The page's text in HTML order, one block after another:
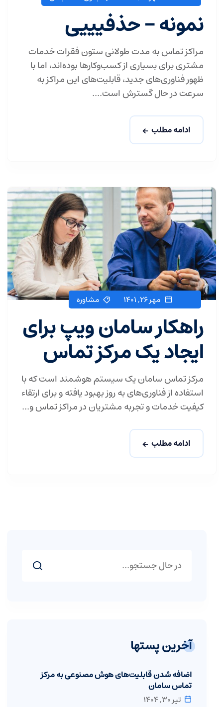
نمونه – حذفیییی
مراکز تماس به مدت طولانی ستون فقرات خدمات
مشتری برای بسیاری از کسب‌وکارها بوده‌اند، اما با
ظهور فناوری‌های جدید، قابلیت‌های این مراکز به
سرعت در حال گسترش است....
ادامه مطلب
مهر ۲۶, ۱۴۰۱ مشاوره
راهکار سامان ویپ برای
ایجاد یک مرکز تماس
مرکز تماس سامان یک سیستم هوشمند است که با
استفاده از فناوری‌های به روز بهبود یافته و برای ارتقاء
کیفیت خدمات و تجربه مشتریان در مراکز تماس و...
ادامه مطلب
آخرین پستها
اضافه شدن قابلیت‌های هوش مصنوعی به مرکز
تماس سامان
تیر ۳۰, ۱۴۰۴